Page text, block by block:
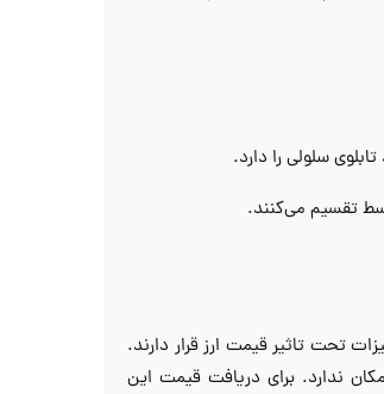
سلولی را دارد.
تقسیم می‌کنند.
تحت تاثیر قیمت ارز قرار دارند.
ندارد. برای دریافت قیمت این